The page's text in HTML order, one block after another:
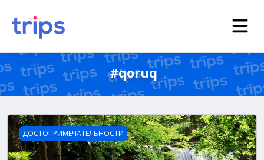
#qoruq
ДОСТОПРИМЕЧАТЕЛЬНОСТИ